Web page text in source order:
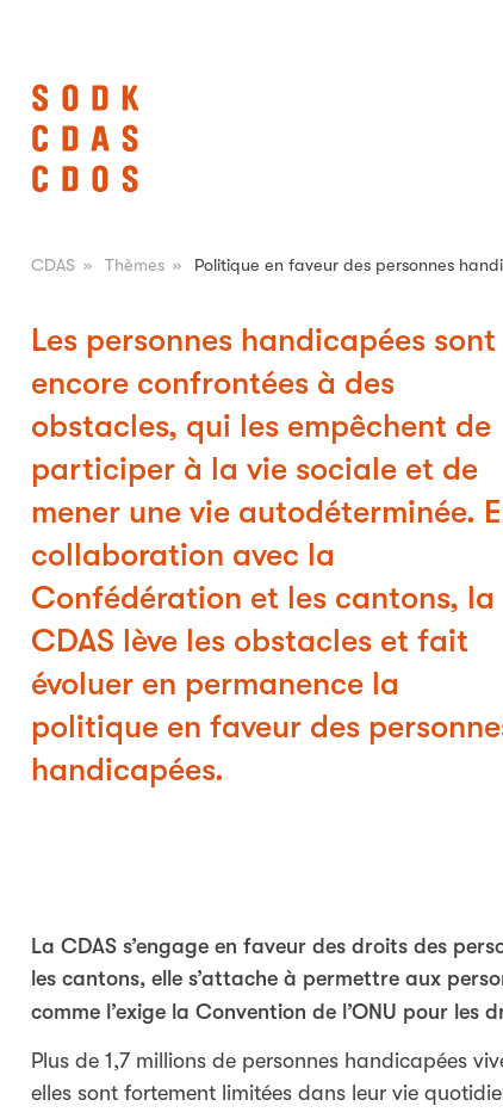
CDAS » Thèmes » Politique en faveur des personnes
Les personnes handicapées sont
encore confrontées à des
obstacles, qui les empêchent de
participer à la vie sociale et de
mener une vie autodéterminée.
collaboration avec la
Confédération et les cantons, la
CDAS lève les obstacles et fait
évoluer en permanence la
politique en faveur des
handicapées.
La CDAS s’engage en faveur des droits des
les cantons, elle s’attache à permettre aux
comme l’exige la Convention de l’ONU pour les
Plus de 1,7 millions de personnes handicapées
elles sont fortement limitées dans leur vie